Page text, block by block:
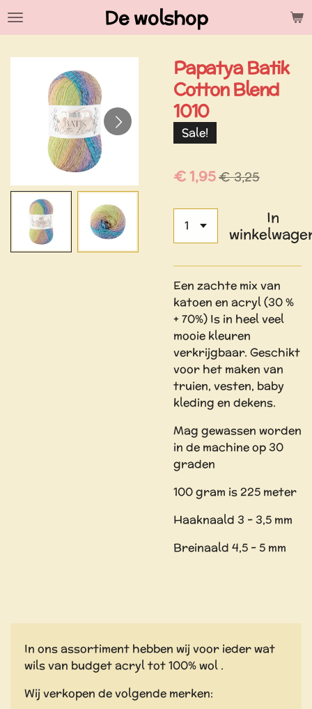
Ga
hoofdinhoud
De wolshop
Papatya Batik
Cotton Blend
1010
Sale!
€ 1,95€ 3,25
In
Een zachte mix van
katoen en acryl (30 %
+ 70%) Is in heel veel
mooie kleuren
verkrijgbaar. Geschikt
voor het maken van
truien, vesten, baby
kleding en dekens.
Mag gewassen worden
in de machine op 30
graden
100 gram is 225 meter
Haaknaald 3 - 3,5 mm
Breinaald 4,5 - 5 mm
In ons assortiment hebben wij voor ieder wat
wils van budget acryl tot 100% wol .
Wij verkopen de volgende merken: